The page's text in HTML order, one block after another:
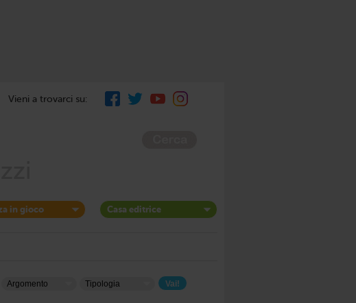
Vieni a trovarci su:
in gioco Casa editrice